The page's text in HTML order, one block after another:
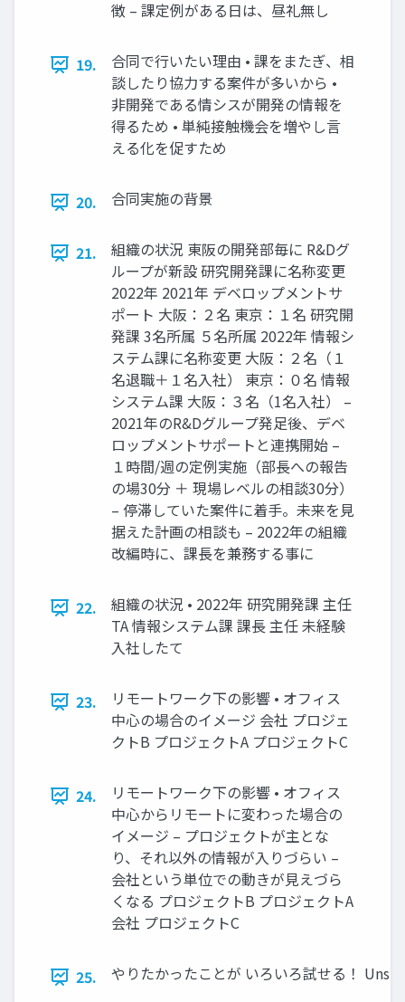
徴 – 課定例がある日は、昼礼無し
19.
合同で行いたい理由 • 課をまたぎ、相
談したり協力する案件が多いから •
非開発である情シスが開発の情報を
得るため • 単純接触機会を増やし言
える化を促すため
20. 合同実施の背景
21.
組織の状況 東阪の開発部毎に R&Dグ
ループが新設 研究開発課に名称変更
2022年 2021年 デベロップメントサ
ポート 大阪：２名 東京：１名 研究開
発課 3名所属 ５名所属 2022年 情報シ
ステム課に名称変更 大阪：２名（１
名退職＋１名入社） 東京：０名 情報
システム課 大阪：３名（1名入社） –
2021年のR&Dグループ発足後、デベ
ロップメントサポートと連携開始 –
１時間/週の定例実施（部長への報告
の場30分 ＋ 現場レベルの相談30分）
– 停滞していた案件に着手。未来を見
据えた計画の相談も – 2022年の組織
改編時に、課長を兼務する事に
22.
組織の状況 • 2022年 研究開発課 主任
TA 情報システム課 課長 主任 未経験
入社したて
23.
リモートワーク下の影響 • オフィス
中心の場合のイメージ 会社 プロジェ
クトB プロジェクトA プロジェクトC
24.
リモートワーク下の影響 • オフィス
中心からリモートに変わった場合の
イメージ – プロジェクトが主とな
り、それ以外の情報が入りづらい –
会社という単位での動きが見えづら
くなる プロジェクトB プロジェクトA
会社 プロジェクトC
25.
やりたかったことが いろいろ試せる！